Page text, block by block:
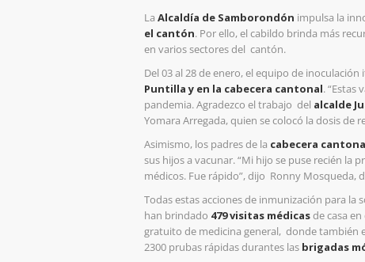
La Alcaldía de Samborondón impulsa la
el cantón. Por ello, el cabildo brinda más
en varios sectores del cantón.
Del 03 al 28 de enero, el equipo de
Puntilla y en la cabecera cantonal. “Estas
pandemia. Agradezco el trabajo del alcalde
Yomara Arregada, quien se colocó la dosis de
Asimismo, los padres de la cabecera
sus hijos a vacunar. “Mi hijo se puse recién la
médicos. Fue rápido”, dijo Ronny Mosqueda,
Todas estas acciones de inmunización para la
han brindado 479 visitas médicasde casa
gratuito de medicina general, donde también
2300 prubas rápidas durantes las brigadas